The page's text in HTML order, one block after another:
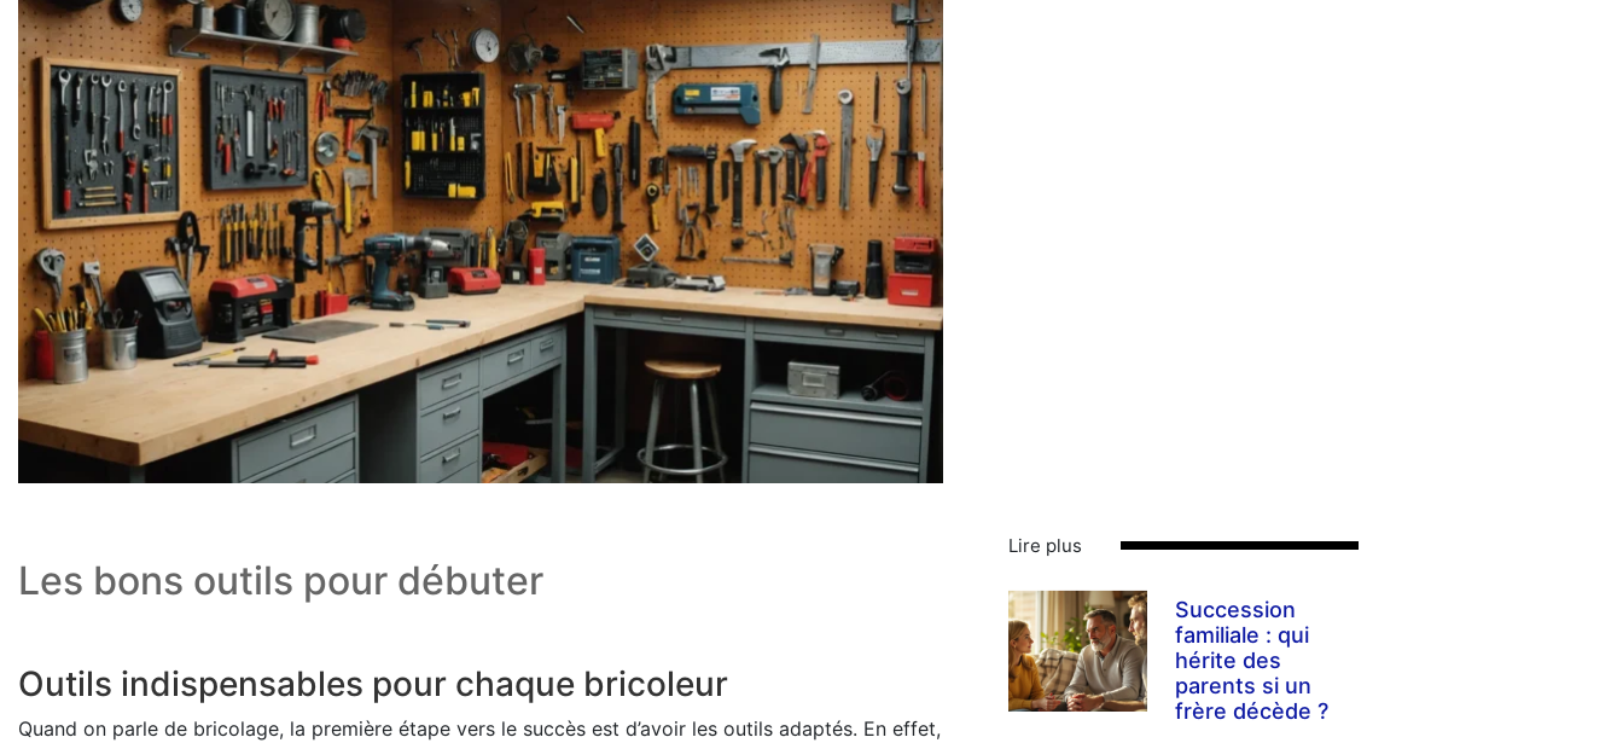
Les bons outils pour débuter
Outils indispensables pour chaque bricoleur
Quand on parle de bricolage, la première étape vers le succès est d’avoir les outils adaptés. En effet,
Lire plus
Succession
familiale : qui
hérite des
parents si un
frère décède ?